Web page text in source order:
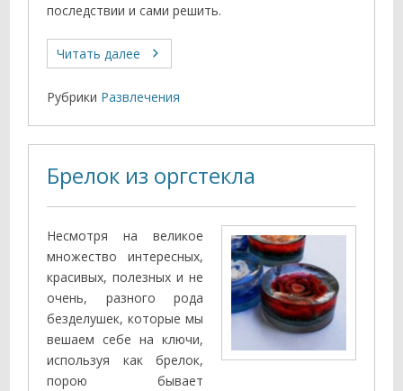
последствии и сами решить.
Читать далее
Рубрики Развлечения
Брелок из оргстекла
Несмотря на великое
множество интересных,
красивых, полезных и не
очень, разного рода
безделушек, которые мы
вешаем себе на ключи,
используя как брелок,
порою бывает